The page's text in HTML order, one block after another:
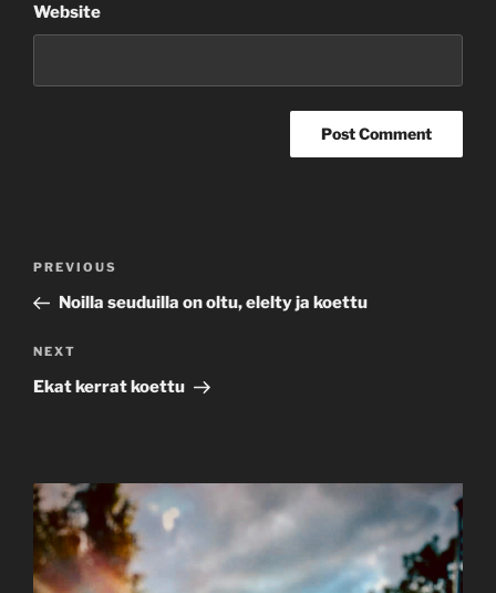
Website
Previous
Post
PREVIOUS
Noilla seuduilla on oltu, elelty ja koettu
Next
Post
NEXT
Ekat kerrat koettu